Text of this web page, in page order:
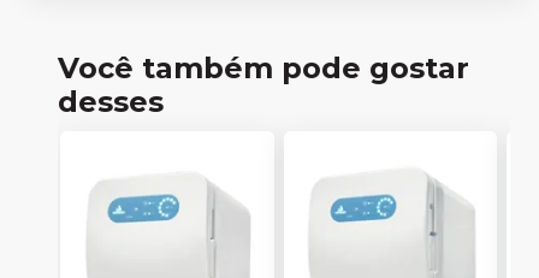
Você também pode gostar
desses